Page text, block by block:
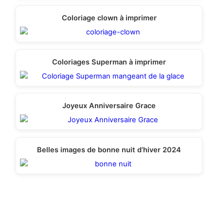
Coloriage clown à imprimer
Coloriages Superman à imprimer
Joyeux Anniversaire Grace
Belles images de bonne nuit d’hiver 2024